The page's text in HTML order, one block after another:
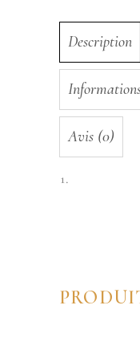
Description
Avis (0)